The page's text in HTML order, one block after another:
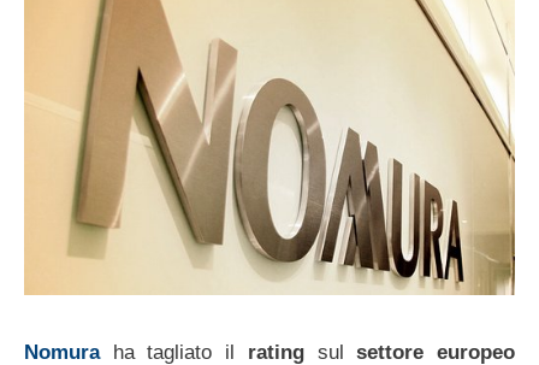
Nomuraha tagliato il ratingsulsettore europeo